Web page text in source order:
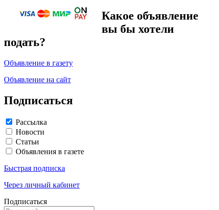
Какое объявление
вы бы хотели
подать?
Объявление в газету
Объявление на сайт
Подписаться
Рассылка
Новости
Статьи
Объявления в газете
Быстрая подписка
Через личный кабинет
Подписаться